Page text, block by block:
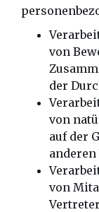
von
der
von
auf der
von